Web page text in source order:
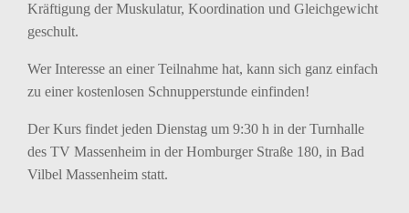
Kräftigung der Muskulatur, Koordination und Gleichgewicht
geschult.
Wer Interesse an einer Teilnahme hat, kann sich ganz einfach
zu einer kostenlosen Schnupperstunde einfinden!
Der Kurs findet jeden Dienstag um 9:30 h in der Turnhalle
des TV Massenheim in der Homburger Straße 180, in Bad
Vilbel Massenheim statt.